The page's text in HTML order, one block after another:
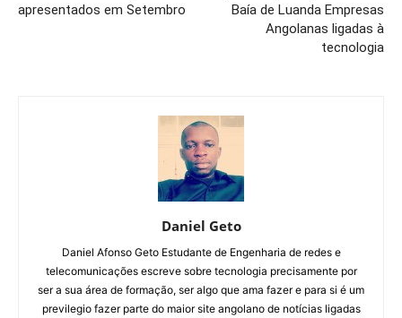
apresentados em Setembro
Baía de Luanda Empresas
Angolanas ligadas à
tecnologia
Daniel Geto
Daniel Afonso Geto Estudante de Engenharia de redes e
telecomunicações escreve sobre tecnologia precisamente por
ser a sua área de formação, ser algo que ama fazer e para si é um
previlegio fazer parte do maior site angolano de notícias ligadas